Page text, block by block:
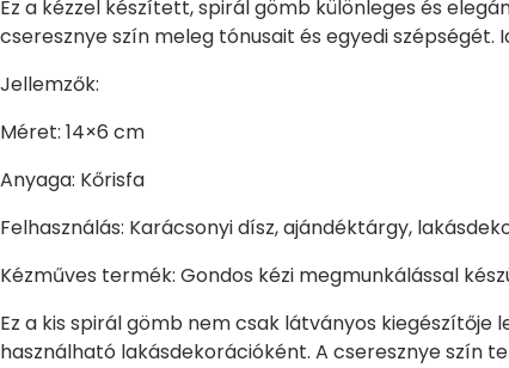
Ez a kézzel készített, spirál gömb különleges és
cseresznye szín meleg tónusait és egyedi
Jellemzők:
Méret: 14×6 cm
Anyaga: Kőrisfa
Felhasználás: Karácsonyi dísz, ajándéktárgy,
Kézműves termék: Gondos kézi megmunkálással
Ez a kis spirál gömb nem csak látványos
használható lakásdekorációként. A cseresznye szín